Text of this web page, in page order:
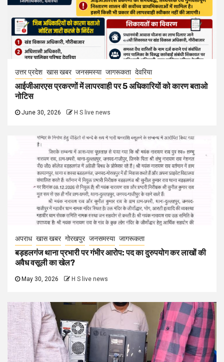
उत्तर प्रदेश खास खबर जनसमस्या जागरूकता देवरिया
आईजीआरएस प्रकरणों में लापरवाही पर 5 अधिकारियों को कारण बताओ
नोटिस
June 30, 2026 H S live news
अपराध खास खबर गोरखपुर जनसमस्या जागरूकता
बड़हलगंज थाना प्रभारी पर गंभीर आरोप: पद का दुरुपयोग कर लाखों की
अवैध वसूली का खेल?
May 30, 2026 H S live news